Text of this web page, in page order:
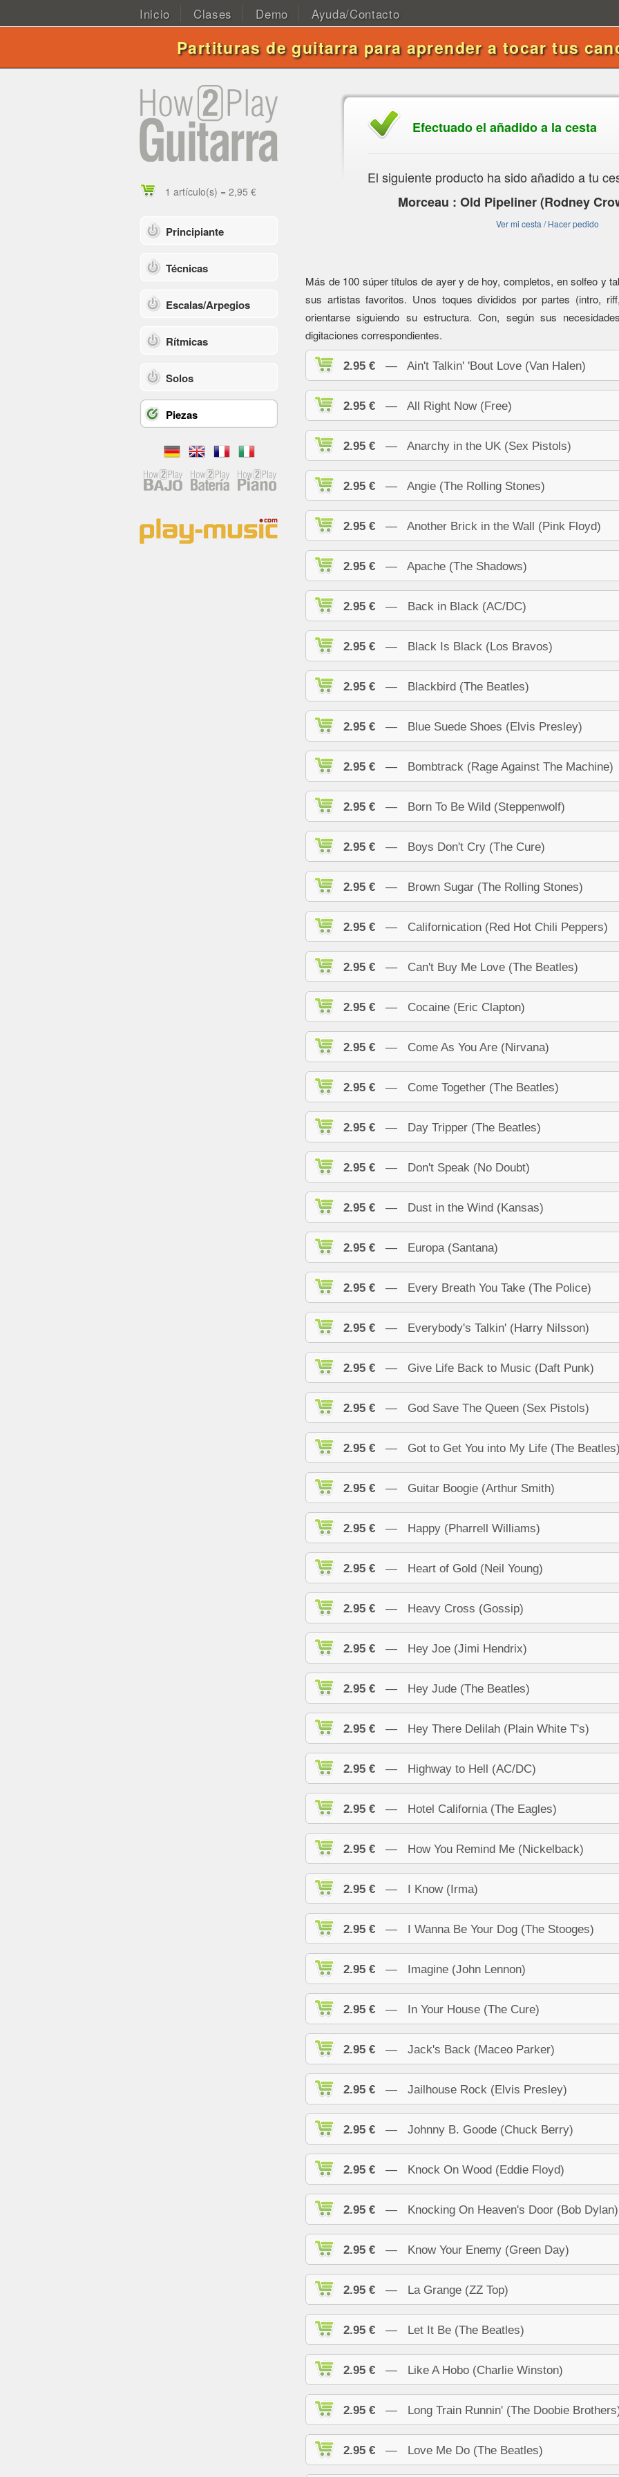
Inicio Clases Demo Ayuda/Contacto
Partituras de guitarra para aprender a tocar tus
1 artículo(s) = 2,95 €
Principiante
Técnicas
Escalas/Arpegios
Rítmicas
Solos
Piezas
Efectuado el añadido a la cesta
El siguiente producto ha sido añadido a tu
Morceau : Old Pipeliner (Rodney
Ver mi cesta / Hacer pedido
Más de 100 súper títulos de ayer y de hoy, completos, en solfeo y
sus artistas favoritos. Unos toques divididos por partes (intro,
orientarse siguiendo su estructura. Con, según sus
digitaciones correspondientes.
2.95 € — Ain't Talkin' 'Bout Love (Van Halen)
2.95 € — All Right Now (Free)
2.95 € — Anarchy in the UK (Sex Pistols)
2.95 € — Angie (The Rolling Stones)
2.95 € — Another Brick in the Wall (Pink Floyd)
2.95 € — Apache (The Shadows)
2.95 € — Back in Black (AC/DC)
2.95 € — Black Is Black (Los Bravos)
2.95 € — Blackbird (The Beatles)
2.95 € — Blue Suede Shoes (Elvis Presley)
2.95 € — Bombtrack (Rage Against The Machine)
2.95 € — Born To Be Wild (Steppenwolf)
2.95 € — Boys Don't Cry (The Cure)
2.95 € — Brown Sugar (The Rolling Stones)
2.95 € — Californication (Red Hot Chili Peppers)
2.95 € — Can't Buy Me Love (The Beatles)
2.95 € — Cocaine (Eric Clapton)
2.95 € — Come As You Are (Nirvana)
2.95 € — Come Together (The Beatles)
2.95 € — Day Tripper (The Beatles)
2.95 € — Don't Speak (No Doubt)
2.95 € — Dust in the Wind (Kansas)
2.95 € — Europa (Santana)
2.95 € — Every Breath You Take (The Police)
2.95 € — Everybody's Talkin' (Harry Nilsson)
2.95 € — Give Life Back to Music (Daft Punk)
2.95 € — God Save The Queen (Sex Pistols)
2.95 € — Got to Get You into My Life (The
2.95 € — Guitar Boogie (Arthur Smith)
2.95 € — Happy (Pharrell Williams)
2.95 € — Heart of Gold (Neil Young)
2.95 € — Heavy Cross (Gossip)
2.95 € — Hey Joe (Jimi Hendrix)
2.95 € — Hey Jude (The Beatles)
2.95 € — Hey There Delilah (Plain White T's)
2.95 € — Highway to Hell (AC/DC)
2.95 € — Hotel California (The Eagles)
2.95 € — How You Remind Me (Nickelback)
2.95 € — I Know (Irma)
2.95 € — I Wanna Be Your Dog (The Stooges)
2.95 € — Imagine (John Lennon)
2.95 € — In Your House (The Cure)
2.95 € — Jack's Back (Maceo Parker)
2.95 € — Jailhouse Rock (Elvis Presley)
2.95 € — Johnny B. Goode (Chuck Berry)
2.95 € — Knock On Wood (Eddie Floyd)
2.95 € — Knocking On Heaven's Door (Bob Dylan)
2.95 € — Know Your Enemy (Green Day)
2.95 € — La Grange (ZZ Top)
2.95 € — Let It Be (The Beatles)
2.95 € — Like A Hobo (Charlie Winston)
2.95 € — Long Train Runnin' (The Doobie
2.95 € — Love Me Do (The Beatles)